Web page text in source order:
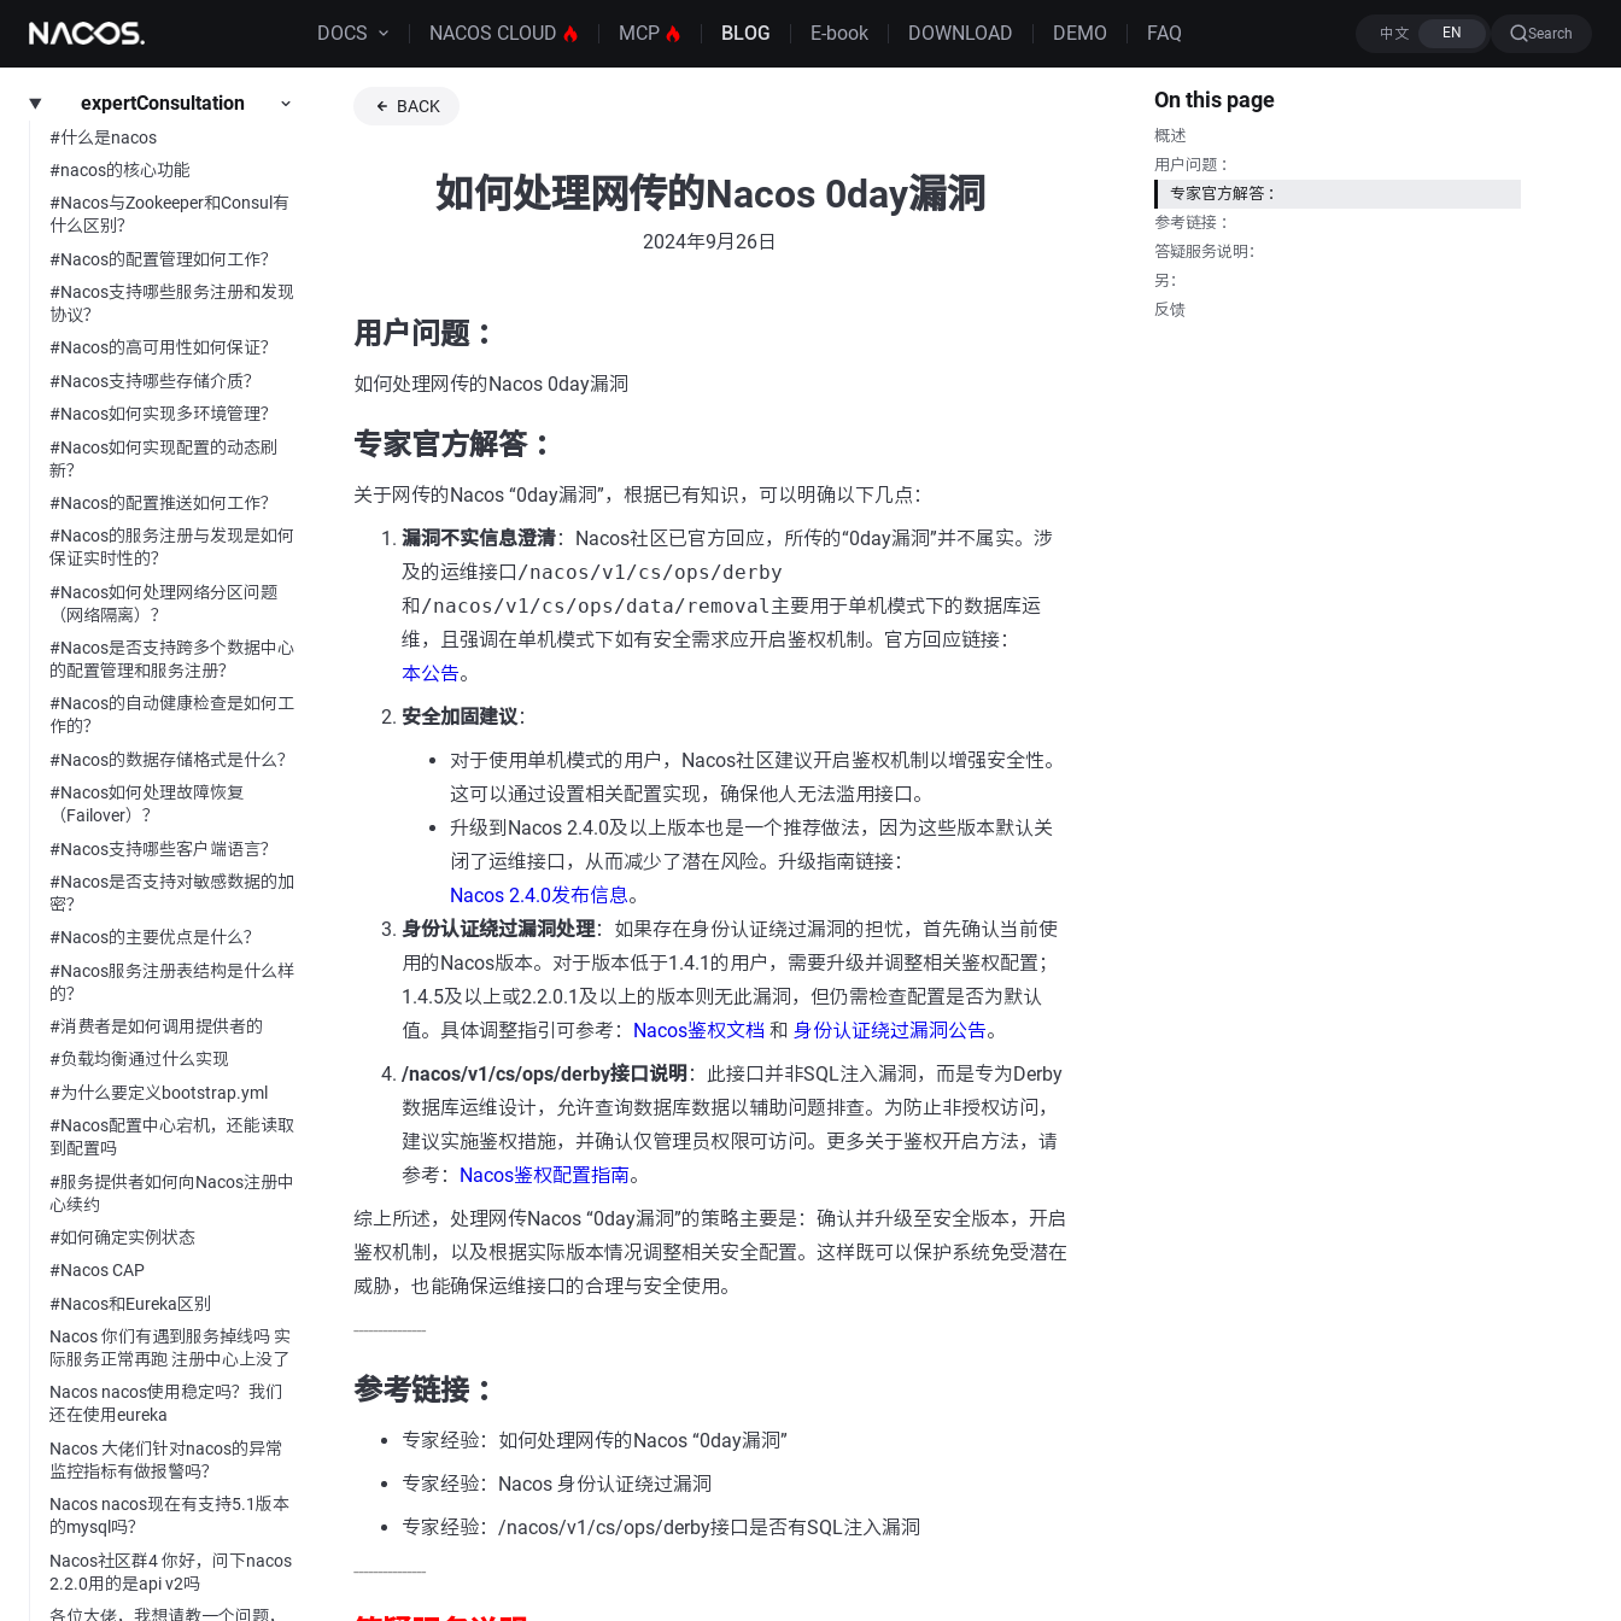
DOCS NACOS CLOUD MCP BLOG E-book DOWNLOAD DEMO FAQ Search
expertConsultation
#什么是nacos
#nacos的核心功能
#Nacos与Zookeeper和Consul有
什么区别？
#Nacos的配置管理如何工作？
#Nacos支持哪些服务注册和发现
协议？
#Nacos的高可用性如何保证？
#Nacos支持哪些存储介质？
#Nacos如何实现多环境管理？
#Nacos如何实现配置的动态刷
新？
#Nacos的配置推送如何工作？
#Nacos的服务注册与发现是如何
保证实时性的？
#Nacos如何处理网络分区问题
（网络隔离）？
#Nacos是否支持跨多个数据中心
的配置管理和服务注册？
#Nacos的自动健康检查是如何工
作的？
#Nacos的数据存储格式是什么？
#Nacos如何处理故障恢复
（Failover）？
#Nacos支持哪些客户端语言？
#Nacos是否支持对敏感数据的加
密？
#Nacos的主要优点是什么？
#Nacos服务注册表结构是什么样
的？
#消费者是如何调用提供者的
#负载均衡通过什么实现
#为什么要定义bootstrap.yml
#Nacos配置中心宕机，还能读取
到配置吗
#服务提供者如何向Nacos注册中
心续约
#如何确定实例状态
#Nacos CAP
#Nacos和Eureka区别
Nacos 你们有遇到服务掉线吗 实
际服务正常再跑 注册中心上没了
Nacos nacos使用稳定吗？我们
还在使用eureka
Nacos 大佬们针对nacos的异常
监控指标有做报警吗？
Nacos nacos现在有支持5.1版本
的mysql吗？
Nacos社区群4 你好，问下nacos
2.2.0用的是api v2吗
各位大佬，我想请教一个问题，
BACK
如何处理网传的Nacos 0day漏洞
2024年9月26日
用户问题 ：
如何处理网传的Nacos 0day漏洞
专家官方解答 ：
关于网传的Nacos “0day漏洞”，根据已有知识，可以明确以下几点：
漏洞不实信息澄清：Nacos社区已官方回应，所传的“0day漏洞”并不属实。涉
及的运维接口/nacos/v1/cs/ops/derby
和/nacos/v1/cs/ops/data/removal主要用于单机模式下的数据库运
维，且强调在单机模式下如有安全需求应开启鉴权机制。官方回应链接：
本公告。
安全加固建议：
对于使用单机模式的用户，Nacos社区建议开启鉴权机制以增强安全性。
这可以通过设置相关配置实现，确保他人无法滥用接口。
升级到Nacos 2.4.0及以上版本也是一个推荐做法，因为这些版本默认关
闭了运维接口，从而减少了潜在风险。升级指南链接：
Nacos 2.4.0发布信息。
身份认证绕过漏洞处理：如果存在身份认证绕过漏洞的担忧，首先确认当前使
用的Nacos版本。对于版本低于1.4.1的用户，需要升级并调整相关鉴权配置；
1.4.5及以上或2.2.0.1及以上的版本则无此漏洞，但仍需检查配置是否为默认
值。具体调整指引可参考： Nacos鉴权文档 和 身份认证绕过漏洞公告。
/nacos/v1/cs/ops/derby接口说明 ：此接口并非SQL注入漏洞，而是专为Derby
数据库运维设计，允许查询数据库数据以辅助问题排查。为防止非授权访问，
建议实施鉴权措施，并确认仅管理员权限可访问。更多关于鉴权开启方法，请
参考： Nacos鉴权配置指南。
综上所述，处理网传Nacos “0day漏洞”的策略主要是：确认并升级至安全版本，开启
鉴权机制，以及根据实际版本情况调整相关安全配置。这样既可以保护系统免受潜在
威胁，也能确保运维接口的合理与安全使用。
---------------
参考链接 ：
专家经验：如何处理网传的Nacos “0day漏洞”
专家经验：Nacos 身份认证绕过漏洞
专家经验：/nacos/v1/cs/ops/derby接口是否有SQL注入漏洞
---------------
On this page
概述
用户问题 ：
专家官方解答 ：
参考链接 ：
答疑服务说明：
另：
反馈